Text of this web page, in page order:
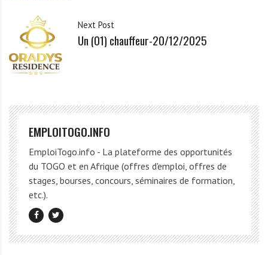
Next Post
Un (01) chauffeur-20/12/2025
EMPLOITOGO.INFO
EmploiTogo.info - La plateforme des opportunités
du TOGO et en Afrique (offres d'emploi, offres de
stages, bourses, concours, séminaires de formation,
etc.).